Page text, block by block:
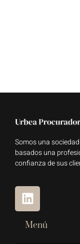
Somos una
basados una
confianza de sus
Menú